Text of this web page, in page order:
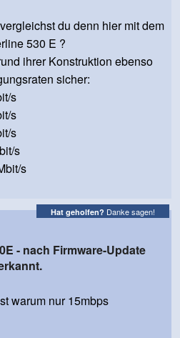
du denn hier mit dem
530 E ?
ihrer Konstruktion ebenso
sicher:
s
s
s
s
s
Hat geholfen? Danke sagen!
- nach Firmware-Update
warum nur 15mbps